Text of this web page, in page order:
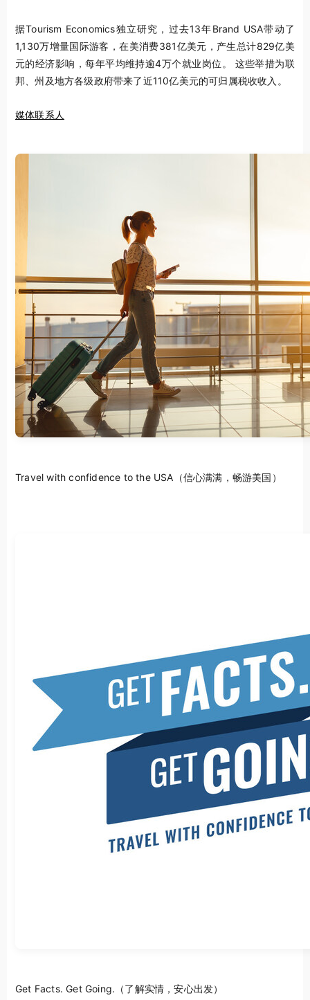
据Tourism Economics独立研究，过去13年Brand USA带动了
1,130万增量国际游客，在美消费381亿美元，产生总计829亿美
元的经济影响，每年平均维持逾4万个就业岗位。 这些举措为联
邦、州及地方各级政府带来了近110亿美元的可归属税收收入。
媒体联系人
Travel with confidence to the USA（信心满满，畅游美国）
Get Facts. Get Going.（了解实情，安心出发）